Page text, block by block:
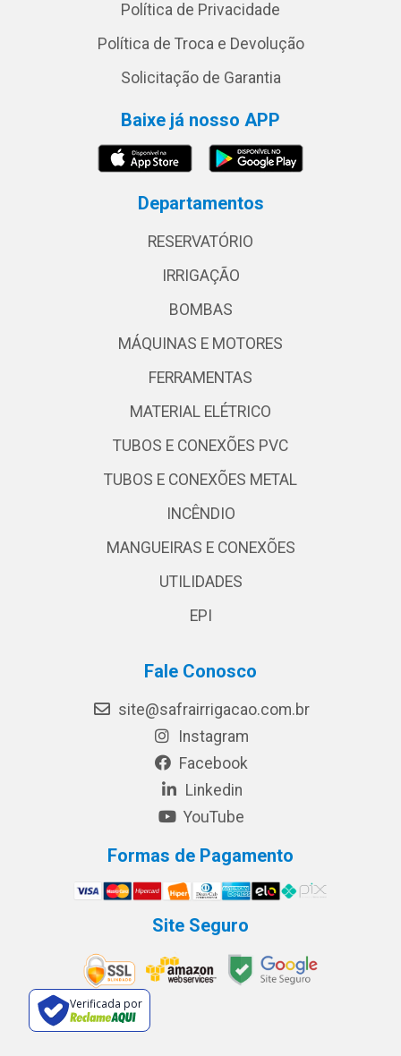
Política de Privacidade
Política de Troca e Devolução
Solicitação de Garantia
Baixe já nosso APP
Departamentos
RESERVATÓRIO
IRRIGAÇÃO
BOMBAS
MÁQUINAS E MOTORES
FERRAMENTAS
MATERIAL ELÉTRICO
TUBOS E CONEXÕES PVC
TUBOS E CONEXÕES METAL
INCÊNDIO
MANGUEIRAS E CONEXÕES
UTILIDADES
EPI
Fale Conosco
site@safrairrigacao.com.br
Instagram
Facebook
Linkedin
YouTube
Formas de Pagamento
Site Seguro
Verificada por